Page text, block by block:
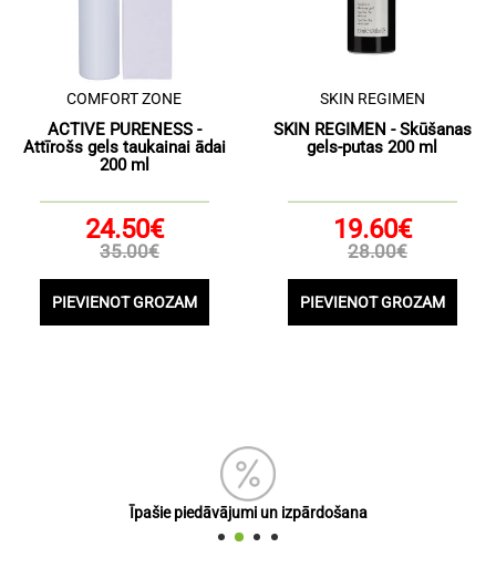
COMFORT ZONE
ACTIVE PURENESS -
Attīrošs gels taukainai ādai
200 ml
24.50€
35.00€
PIEVIENOT GROZAM
SKIN REGIMEN
SKIN REGIMEN - Skūšanas
gels-putas 200 ml
19.60€
28.00€
PIEVIENOT GROZAM
Īpašie piedāvājumi un izpārdošana